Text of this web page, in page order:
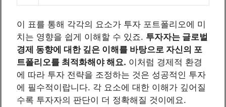
이 표를 통해 각각의 요소가 투자 포트폴리오에 미
치는 영향을 쉽게 이해할 수 있죠. 투자자는 글로벌
경제 동향에 대한 깊은 이해를 바탕으로 자신의 포
트폴리오를 최적화해야 해요. 이처럼 경제적 환경
에 따라 투자 전략을 조정하는 것은 성공적인 투자
에 필수적이랍니다. 각 요소에 대한 이해가 깊어질
수록 투자자의 판단이 더 정확해질 것이에요.